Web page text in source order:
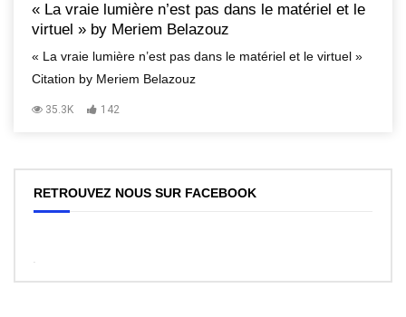
« La vraie lumière n’est pas dans le matériel et le
virtuel » by Meriem Belazouz
« La vraie lumière n’est pas dans le matériel et le virtuel »
Citation by Meriem Belazouz
35.3K 142
RETROUVEZ NOUS SUR FACEBOOK